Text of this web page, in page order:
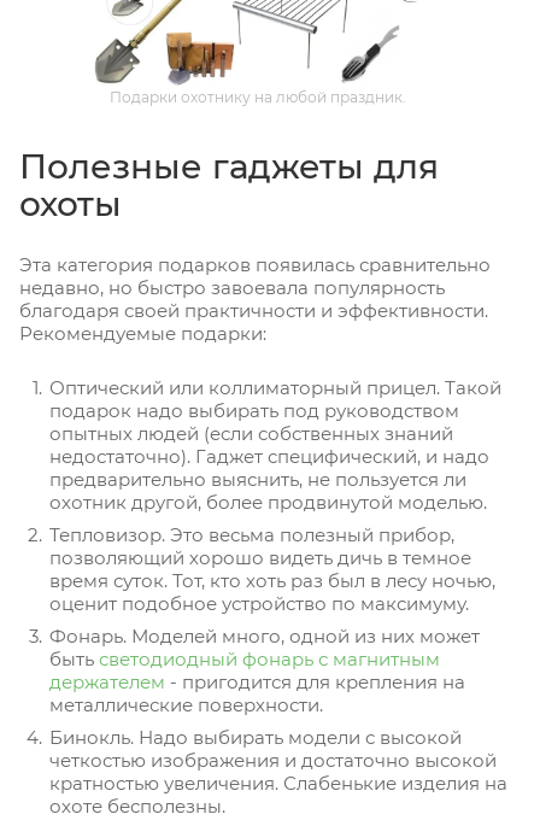
Подарки охотнику на любой праздник.
Полезные гаджеты для
охоты
Эта категория подарков появилась сравнительно
недавно, но быстро завоевала популярность
благодаря своей практичности и эффективности.
Рекомендуемые подарки:
Оптический или коллиматорный прицел. Такой
подарок надо выбирать под руководством
опытных людей (если собственных знаний
недостаточно). Гаджет специфический, и надо
предварительно выяснить, не пользуется ли
охотник другой, более продвинутой моделью.
Тепловизор. Это весьма полезный прибор,
позволяющий хорошо видеть дичь в темное
время суток. Тот, кто хоть раз был в лесу ночью,
оценит подобное устройство по максимуму.
Фонарь. Моделей много, одной из них может
быть светодиодный фонарь с магнитным
держателем - пригодится для крепления на
металлические поверхности.
Бинокль. Надо выбирать модели с высокой
четкостью изображения и достаточно высокой
кратностью увеличения. Слабенькие изделия на
охоте бесполезны.